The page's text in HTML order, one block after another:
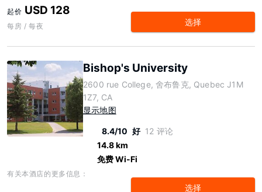
起价 USD 128
每房 / 每夜 选择
Bishop's University
2600 rue College, 舍布鲁克, Quebec J1M
1Z7, CA
显示地图
8.4/10 好 12 评论
14.8 km
免费 Wi-Fi
有关本酒店的更多信息：
选择